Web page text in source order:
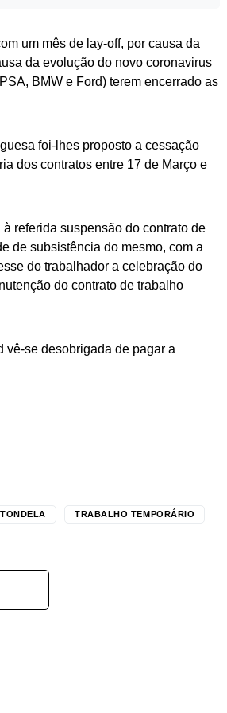
um mês de lay-off, por causa da
da evolução do novo coronavirus
BMW e Ford) terem encerrado as
foi-lhes proposto a cessação
dos contratos entre 17 de Março e
referida suspensão do contrato de
de subsistência do mesmo, com a
do trabalhador a celebração do
do contrato de trabalho
vê-se desobrigada de pagar a
TONDELA TRABALHO TEMPORÁRIO